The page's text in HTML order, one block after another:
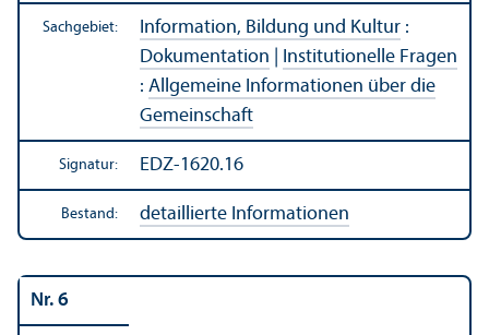
Sachgebiet: Information, Bildung und Kultur :
Dokumentation
Institutionelle Fragen
: Allgemeine Informationen über die
Gemeinschaft
Signatur: EDZ-1620.16
Bestand: detaillierte Informationen
Nr. 6